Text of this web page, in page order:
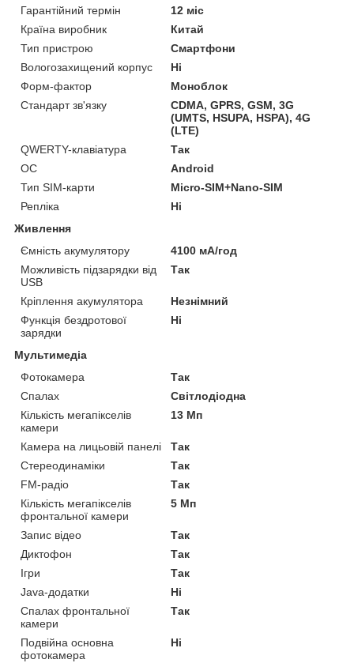
Гарантійний термін
12 міс
Країна виробник
Китай
Тип пристрою
Смартфони
Вологозахищений корпус
Ні
Форм-фактор
Моноблок
Стандарт зв'язку
CDMA, GPRS, GSM, 3G
(UMTS, HSUPA, HSPA), 4G
(LTE)
QWERTY-клавіатура
Так
ОС
Android
Тип SIM-карти
Micro-SIM+Nano-SIM
Репліка
Ні
Живлення
Ємність акумулятору
4100 мА/год
Можливість підзарядки від
USB
Так
Кріплення акумулятора
Незнімний
Функція бездротової
зарядки
Ні
Мультимедіа
Фотокамера
Так
Спалах
Світлодіодна
Кількість мегапікселів
камери
13 Мп
Камера на лицьовій панелі
Так
Стереодинаміки
Так
FM-радіо
Так
Кількість мегапікселів
фронтальної камери
5 Мп
Запис відео
Так
Диктофон
Так
Ігри
Так
Java-додатки
Ні
Спалах фронтальної
камери
Так
Подвійна основна
фотокамера
Ні